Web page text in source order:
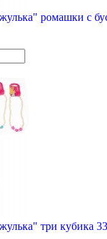
ромашки с
три кубика